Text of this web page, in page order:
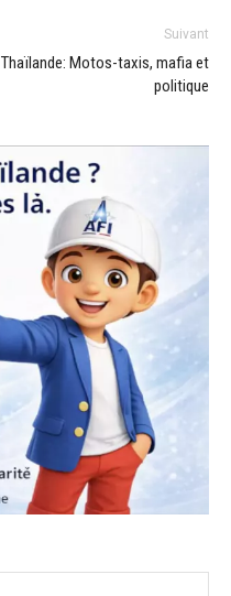
Suivant
Thaïlande: Motos-taxis, mafia et
politique